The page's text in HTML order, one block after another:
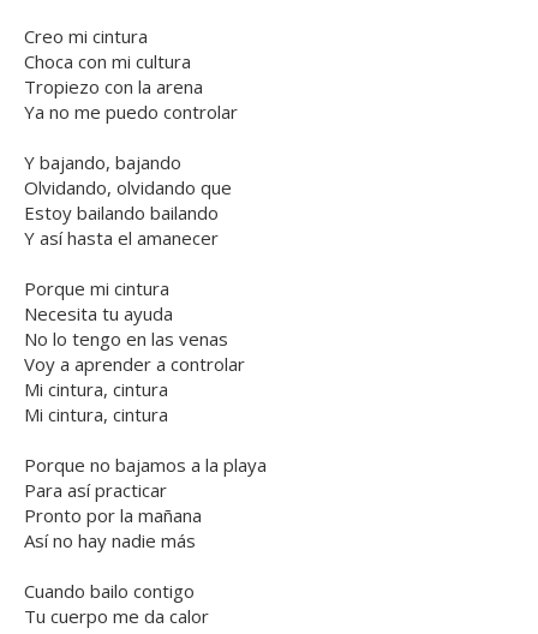
Creo mi cintura
Choca con mi cultura
Tropiezo con la arena
Ya no me puedo controlar
Y bajando, bajando
Olvidando, olvidando que
Estoy bailando bailando
Y así hasta el amanecer
Porque mi cintura
Necesita tu ayuda
No lo tengo en las venas
Voy a aprender a controlar
Mi cintura, cintura
Mi cintura, cintura
Porque no bajamos a la playa
Para así practicar
Pronto por la mañana
Así no hay nadie más
Cuando bailo contigo
Tu cuerpo me da calor